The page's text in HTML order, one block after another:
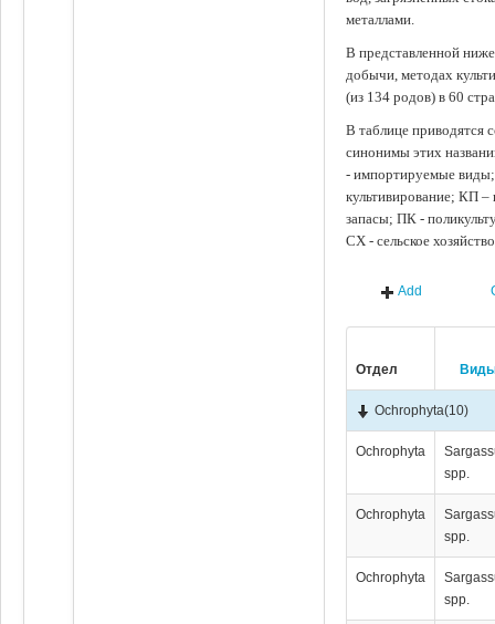
металлами.
В представленной
добычи, методах
(из 134 родов) в 60
В таблице приводятся
синонимы этих
- импортируемые
культивирование; КП
запасы; ПК -
СХ - сельское
Add
Отдел
Ochrophyta(10)
Ochrophyta
spp.
Ochrophyta
spp.
Ochrophyta
spp.